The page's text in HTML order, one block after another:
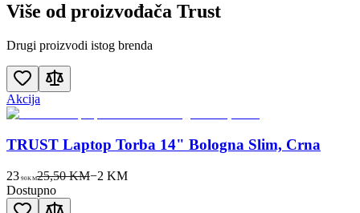
Više od proizvođača Trust
Drugi proizvodi istog brenda
Akcija
TRUST Laptop Torba 14" Bologna Slim, Crna
23 90KM25,50 KM−2 KM
Dostupno